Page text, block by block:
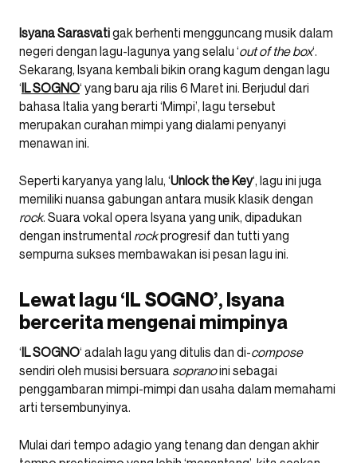
Isyana Sarasvatigak berhenti mengguncang musik dalam
negeri dengan lagu-lagunya yang selalu ‘out of the box‘.
Sekarang, Isyana kembali bikin orang kagum dengan lagu
‘IL SOGNO‘ yang baru aja rilis 6 Maret ini. Berjudul dari
bahasa Italia yang berarti ‘Mimpi’, lagu tersebut
merupakan curahan mimpi yang dialami penyanyi
menawan ini.
Seperti karyanya yang lalu, ‘Unlock the Key‘, lagu ini juga
memiliki nuansa gabungan antara musik klasik dengan
rock. Suara vokal opera Isyana yang unik, dipadukan
dengan instrumental rockprogresif dan tutti yang
sempurna sukses membawakan isi pesan lagu ini.
Lewat lagu ‘IL SOGNO’, Isyana
bercerita mengenai mimpinya
‘IL SOGNO‘ adalah lagu yang ditulis dan di-compose
sendiri oleh musisi bersuara sopranoini sebagai
penggambaran mimpi-mimpi dan usaha dalam memahami
arti tersembunyinya.
Mulai dari tempo adagio yang tenang dan dengan akhir